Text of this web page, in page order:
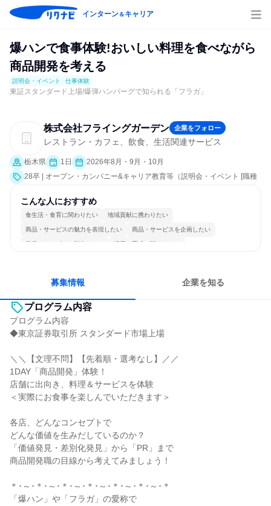
インターン＆キャリア
爆ハンで食事体験!おいしい料理を食べながら
商品開発を考える
説明会・イベント 仕事体験
東証スタンダード上場/爆弾ハンバーグで知られる「フラガ」
株式会社フライングガーデン 企業をフォロー
レストラン・カフェ、飲食、生活関連サービス
栃木県 1日
2026年8月・9月・10月
28卒 | オープン・カンパニー&キャリア教育等（説明会・イベント [職種
究]、仕事体験）
こんな人におすすめ
食生活・食育に関わりたい 地域貢献に携わりたい
商品・サービスの魅力を表現したい 商品・サービスを企画したい
商品・サービスを製作したい 採用・育成に関わりたい
募集情報 企業を知る
プログラム内容
プログラム内容
◆東京証券取引所 スタンダード市場上場
＼＼【文理不問】【先着順・選考なし】／／
1DAY「商品開発」体験！
店舗に出向き、料理＆サービスを体験
＜実際にお食事を楽しんでいただきます＞
各店、どんなコンセプトで
どんな価値を生みだしているのか？
「価値発見・差別化発見」から「PR」まで
商品開発職の目線から考えてみましょう！
＊･～･＊･～･＊･～･＊･～･＊･～･＊･～･＊
「爆ハン」や「フラガ」の愛称で